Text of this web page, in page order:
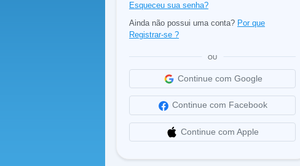
Esqueceu sua senha?
Ainda não possui uma conta? Por que
Registrar-se ?
OU
Continue com Google
Continue com Facebook
Continue com Apple